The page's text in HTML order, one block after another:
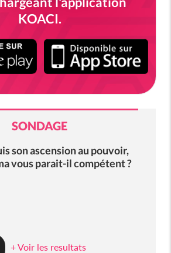
KOACI.
SONDAGE
son ascension au pouvoir,
vous parait-il compétent ?
+ Voir les resultats